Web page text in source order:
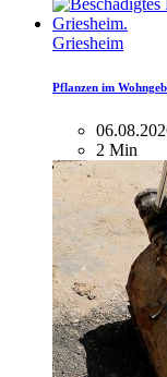
Griesheim
Pflanzen im
2 Min